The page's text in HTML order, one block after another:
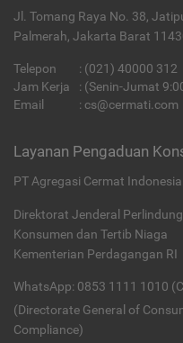
Jl. Tomang Raya No. 38,
Palmerah, Jakarta Barat
Telepon : (021) 40000 312
Jam Kerja
: (Senin-Jumat
Email
: cs@cermati.com
Layanan Pengaduan
PT Agregasi Cermat
Direktorat Jenderal
Konsumen dan Tertib Niaga
Kementerian Perdagangan RI
WhatsApp: 0853 1111 1010
(Directorate General of
Compliance)